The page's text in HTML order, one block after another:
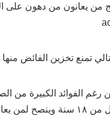
تمنع تخزين الفائض
رغم الفوائد الكبيرة من
الاقل من ١٨ سنة